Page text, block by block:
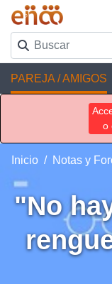
PAREJA / AMIGOS
o
Inicio Notas y
"No